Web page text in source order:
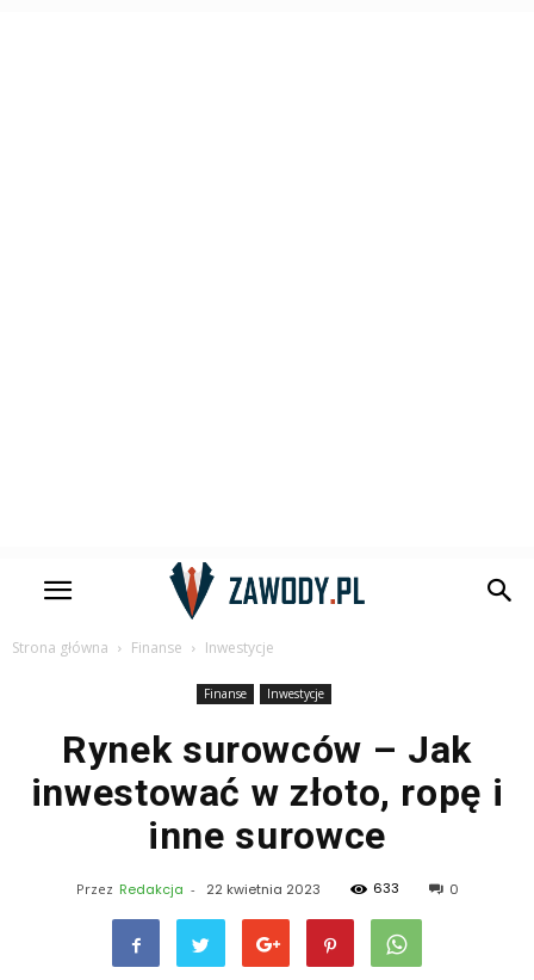
Strona główna Finanse Inwestycje
Finanse Inwestycje
Rynek surowców – Jak
inwestować w złoto, ropę i
inne surowce
Przez Redakcja - 22 kwietnia 2023 633 0